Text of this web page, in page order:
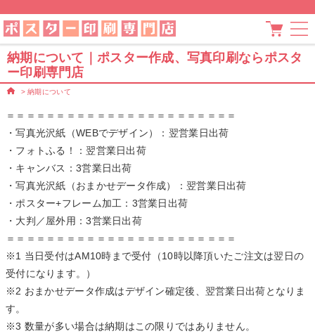
納期について｜ポスター作成、写真印刷ならポスタ
ー印刷専門店
>納期について
＝＝＝＝＝＝＝＝＝＝＝＝＝＝＝＝＝＝＝＝＝＝＝
・写真光沢紙（WEBでデザイン）：翌営業日出荷
・フォトふる！：翌営業日出荷
・キャンバス：3営業日出荷
・写真光沢紙（おまかせデータ作成）：翌営業日出荷
・ポスター+フレーム加工：3営業日出荷
・大判／屋外用：3営業日出荷
＝＝＝＝＝＝＝＝＝＝＝＝＝＝＝＝＝＝＝＝＝＝＝
※1 当日受付はAM10時まで受付（10時以降頂いたご注文は翌日の
受付になります。）
※2 おまかせデータ作成はデザイン確定後、翌営業日出荷となりま
す。
※3 数量が多い場合は納期はこの限りではありません。